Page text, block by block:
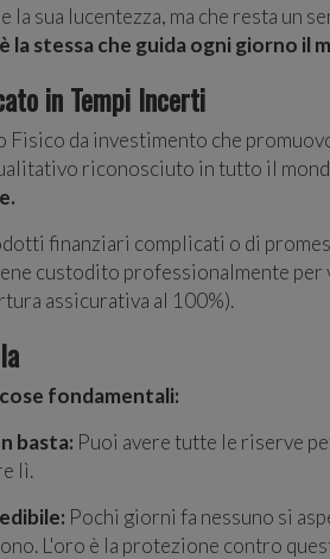
sua lucentezza, ma che resta un
è la stessa che guida ogni giorno il
in Tempi Incerti
da investimento che
riconosciuto in tutto il
finanziari complicati o di
custodito professionalmente per
assicurativa al 100%).
fondamentali:
basta: Puoi avere tutte le riserve
lì.
Pochi giorni fa nessuno si
L'oro è la protezione contro